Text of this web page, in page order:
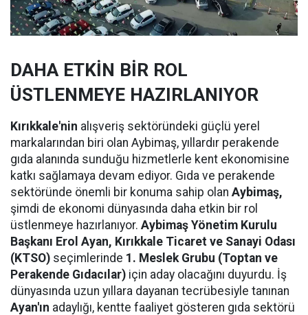
DAHA ETKİN BİR ROL
ÜSTLENMEYE HAZIRLANIYOR
Kırıkkale'nin alışveriş sektöründeki güçlü yerel
markalarından biri olan Aybimaş, yıllardır perakende
gıda alanında sunduğu hizmetlerle kent ekonomisine
katkı sağlamaya devam ediyor. Gıda ve perakende
sektöründe önemli bir konuma sahip olan Aybimaş,
şimdi de ekonomi dünyasında daha etkin bir rol
üstlenmeye hazırlanıyor. Aybimaş Yönetim Kurulu
Başkanı Erol Ayan, Kırıkkale Ticaret ve Sanayi Odası
(KTSO) seçimlerinde 1. Meslek Grubu (Toptan ve
Perakende Gıdacılar) için aday olacağını duyurdu. İş
dünyasında uzun yıllara dayanan tecrübesiyle tanınan
Ayan'ın adaylığı, kentte faaliyet gösteren gıda sektörü